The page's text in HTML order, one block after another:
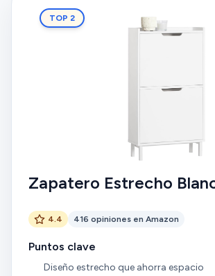
TOP 2
Zapatero Estrecho
4.4 416 opiniones en Amazon
Puntos clave
Diseño estrecho que ahorra espacio